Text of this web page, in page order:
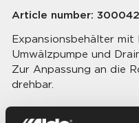
Article number:
Expansionsbehälter
Umwälzpumpe und
Zur Anpassung an die
drehbar.
Technische Daten: